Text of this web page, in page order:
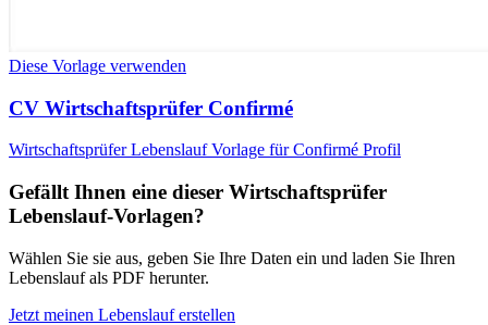
Diese Vorlage verwenden
CV Wirtschaftsprüfer Confirmé
Wirtschaftsprüfer Lebenslauf Vorlage für Confirmé Profil
Gefällt Ihnen eine dieser Wirtschaftsprüfer
Lebenslauf-Vorlagen?
Wählen Sie sie aus, geben Sie Ihre Daten ein und laden Sie Ihren
Lebenslauf als PDF herunter.
Jetzt meinen Lebenslauf erstellen